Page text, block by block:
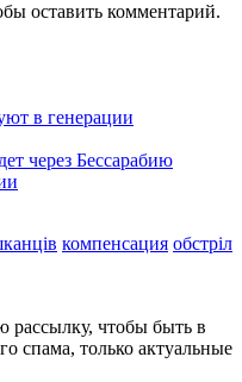
оставить комментарий.
в генерации
через Бессарабию
компенсация обстріл
чтобы быть в
спама, только актуальные